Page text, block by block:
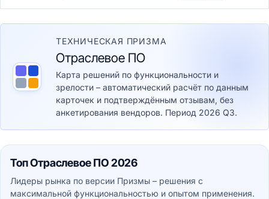
Payroll системы
Управление льготами
HR-аналитика
Проекты и задачи
Управление проектами
PMO-системы
Agile/Scrum инструменты
Управление портфелями (PPM)
Таск-менеджеры
Данные и аналитика
ТЕХНИЧЕСКАЯ ПРИЗМА
Отраслевое ПО
Карта решений по функциональности и
зрелости – автоматический расчёт по данным
карточек и подтверждённым отзывам, без
анкетирования вендоров. Период 2026 Q3.
Топ Отраслевое ПО 2026
Лидеры рынка по версии Призмы – решения с
максимальной функциональностью и опытом применения.